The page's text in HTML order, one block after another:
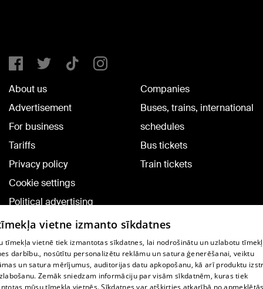
About us
Advertisement
For business
Tariffs
Privacy policy
Cookie settings
Political advertising
Cookie policy
Commenting terms
Companies
Buses, trains, international
schedules
Bus tickets
Train tickets
TV program
Contract rules
vietne izmanto sīkdatnes
tīmekļa vietnē tiek izmantotas sīkdatnes, lai nodrošinātu un uzlabotu
darbību., nosūtītu personalizētu reklāmu un satura ģenerēšanai, veiktu
un satura mērījumus, auditorijas datu apkopošanu, kā arī produktu
Zemāk sniedzam informāciju par visām sīkdatnēm, kuras tiek
mūsu tīmekļa vietnēs. Sīkdatnes var atšķirties atkarībā no